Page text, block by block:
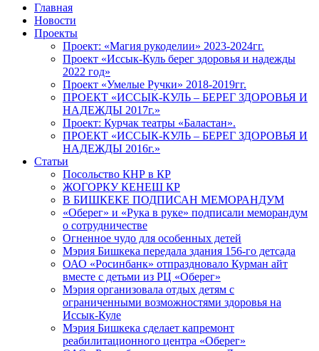
Close
Menu
Главная
Новости
Проекты
Проект: «Магия рукоделии» 2023-2024гг.
Проект «Иссык-Куль берег здоровья и надежды
2022 год»
Проект «Умелые Ручки» 2018-2019гг.
ПРОЕКТ «ИССЫК-КУЛЬ – БЕРЕГ ЗДОРОВЬЯ И
НАДЕЖДЫ 2017г.»
Проект: Курчак театры «Баластан».
ПРОЕКТ «ИССЫК-КУЛЬ – БЕРЕГ ЗДОРОВЬЯ И
НАДЕЖДЫ 2016г.»
Статьи
Посольство КНР в КР
ЖОГОРКУ КЕНЕШ КР
В БИШКЕКЕ ПОДПИСАН МЕМОРАНДУМ
«Оберег» и «Рука в руке» подписали меморандум
о сотрудничестве
Огненное чудо для особенных детей
Мэрия Бишкека передала здания 156-го детсада
ОАО «Росинбанк» отпраздновало Курман айт
вместе с детьми из РЦ «Оберег»
Мэрия организовала отдых детям с
ограниченными возможностями здоровья на
Иссык-Куле
Мэрия Бишкека сделает капремонт
реабилитационного центра «Оберег»